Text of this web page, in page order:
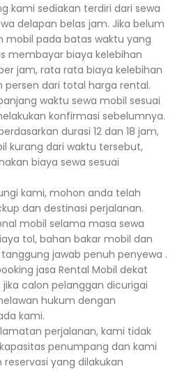
kami sediakan terdiri dari sewa
delapan belas jam. Jika belum
mobil pada batas waktu yang
membayar biaya kelebihan
jam, rata rata biaya kelebihan
persen dari total harga rental.
waktu sewa mobil sesuai
konfirmasi sebelumnya.
durasi 12 dan 18 jam,
kurang dari waktu tersebut,
biaya sewa sesuai
kami, mohon anda telah
dan destinasi perjalanan.
mobil selama masa sewa
tol, bahan bakar mobil dan
jawab penuh penyewa .
jasa Rental Mobil dekat
jika calon pelanggan dicurigai
hukum dengan
kami.
perjalanan, kami tidak
penumpang dan kami
yang dilakukan